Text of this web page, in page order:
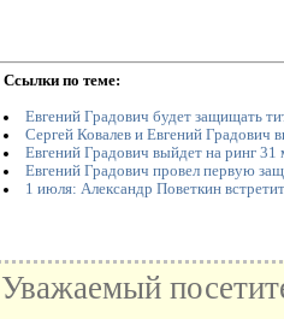
Ссылки по теме:
Евгений Градович будет защищать
Сергей Ковалев и Евгений Градович
Евгений Градович выйдет на ринг 31
Евгений Градович провел первую
1 июля: Александр Поветкин
Уважаемый